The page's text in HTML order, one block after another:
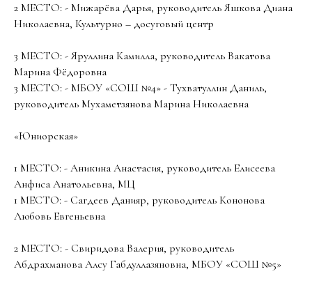
2 МЕСТО: - Мижарёва Дарья, руководитель Яшкова Диана
Николаевна, Культурно – досуговый центр
3 МЕСТО: - Яруллина Камилла, руководитель Вакатова
Марина Фёдоровна
3 МЕСТО: - МБОУ «СОШ №4» - Тухватуллин Даниль,
руководитель Мухаметзянова Марина Николаевна
«Юниорская»
1 МЕСТО: - Аникина Анастасия, руководитель Елисеева
Анфиса Анатольевна, МЦ
1 МЕСТО: - Сагдеев Данияр, руководитель Кононова
Любовь Евгеньевна
2 МЕСТО: - Свиридова Валерия, руководитель
Абдрахманова Алсу Габдуллазяновна, МБОУ «СОШ №5»